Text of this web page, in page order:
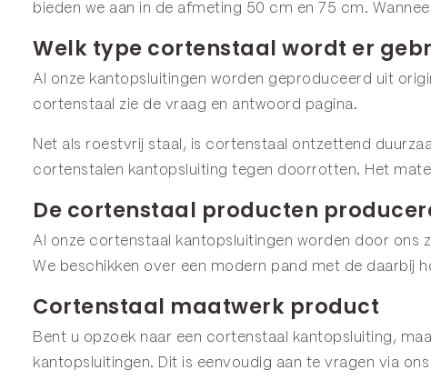
bieden we aan in de afmeting 50 cm en 75 cm .
Welk type cortenstaal wordt er
Al onze kantopsluitingen worden geproduceerd uit
cortenstaal zie de vraag en antwoord pagina.
Net als roestvrij staal, is cortenstaal ontzettend
cortenstalen kantopsluiting tegen doorrotten. Het
De cortenstaal producten
Al onze cortenstaal kantopsluitingen worden door
We beschikken over een modern pand met de daarbij
Cortenstaal maatwerk product
Bent u opzoek naar een cortenstaal kantopsluiting,
kantopsluitingen. Dit is eenvoudig aan te vragen via ons